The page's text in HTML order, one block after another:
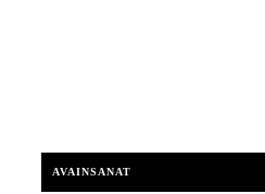
AVAINSANAT